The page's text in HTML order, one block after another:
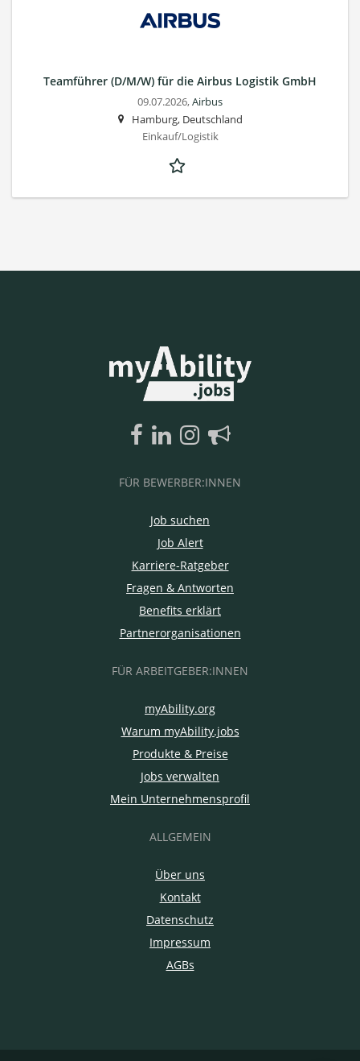
Teamführer (D/M/W) für die Airbus Logistik GmbH
09.07.2026,Airbus
Hamburg, Deutschland
Einkauf/Logistik
FÜR BEWERBER:INNEN
Job suchen
Job Alert
Karriere-Ratgeber
Fragen & Antworten
Benefits erklärt
Partnerorganisationen
FÜR ARBEITGEBER:INNEN
myAbility.org
Warum myAbility.jobs
Produkte & Preise
Jobs verwalten
Mein Unternehmensprofil
ALLGEMEIN
Über uns
Kontakt
Datenschutz
Impressum
AGBs